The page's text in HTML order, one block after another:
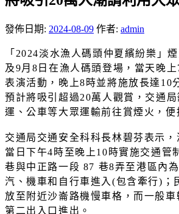
發佈日期: 2024-08-09 作者: admin
「2024淡水漁人碼頭仲夏繽紛樂」
及9月8日在漁人碼頭登場，當天晚上
表演活動，晚上8時並將施放長達10
預計將吸引超過20萬人觀賞，交通
運、公車等大眾運輸前往賞煙火，便
交通局交通安全科科長林碧芬表示
當日下午4時至晚上10時實施交通管
巷與中正路一段 87 巷8弄至港區內
汽、機車和自行車進入(包含牽行)；
放至附近沙崙路機慢車格，而一般車
第二出入口進出。